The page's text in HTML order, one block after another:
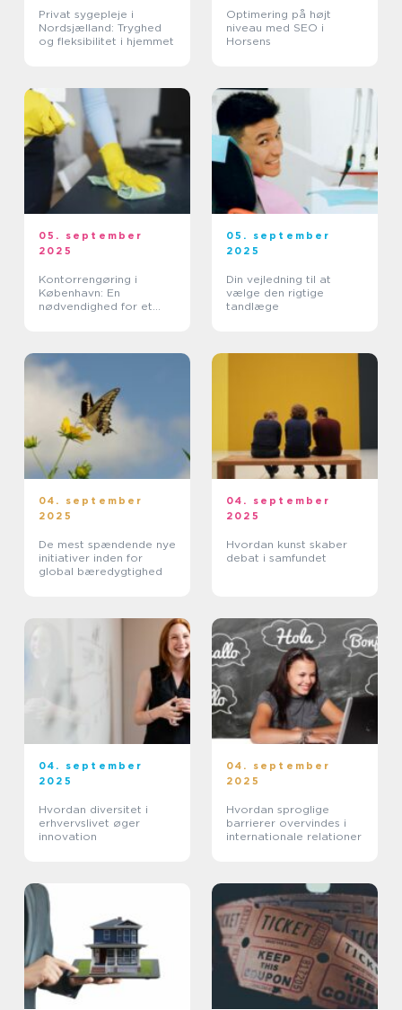
Privat sygepleje i
Nordsjælland: Tryghed
og fleksibilitet i hjemmet
Optimering på højt
niveau med SEO i
Horsens
05. september
2025
Kontorrengøring i
København: En
nødvendighed for et
05. september
2025
Din vejledning til at
vælge den rigtige
tandlæge
04. september
2025
De mest spændende nye
initiativer inden for
global bæredygtighed
04. september
2025
Hvordan kunst skaber
debat i samfundet
04. september
2025
Hvordan diversitet i
erhvervslivet øger
innovation
04. september
2025
Hvordan sproglige
barrierer overvindes i
internationale relationer